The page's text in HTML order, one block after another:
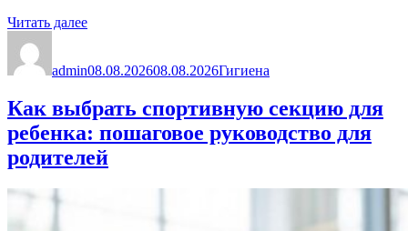
Читать далее«Пена
развлечет:
идеальное
средство
для
веселого
купания»
admin08.08.202608.08.2026Гигиена
Как выбрать спортивную секцию для
ребенка: пошаговое руководство для
родителей